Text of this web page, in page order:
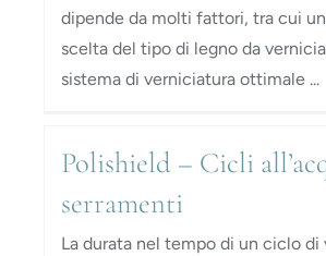
dipende da molti fattori, tra cui
scelta del tipo di legno da
sistema di verniciatura ottimale ...
Polishield – Cicli
serramenti
La durata nel tempo di un ciclo di